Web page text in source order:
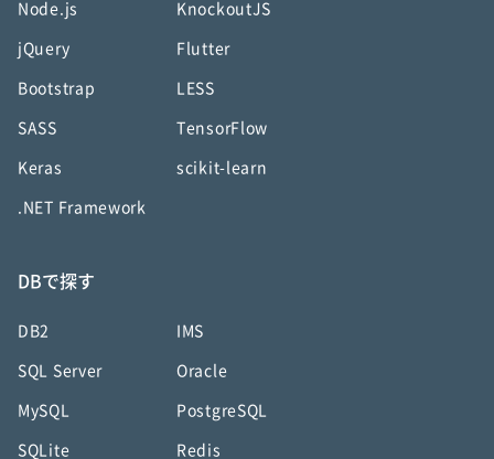
Node.js KnockoutJS
jQuery Flutter
Bootstrap LESS
SASS TensorFlow
Keras scikit-learn
.NET Framework
DBで探す
DB2 IMS
SQL Server Oracle
MySQL PostgreSQL
SQLite Redis